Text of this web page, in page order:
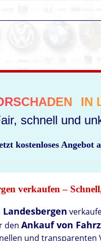
IN
schnell und
kostenloses Angebot
verkaufen –
denAnkauf von
und transparenten